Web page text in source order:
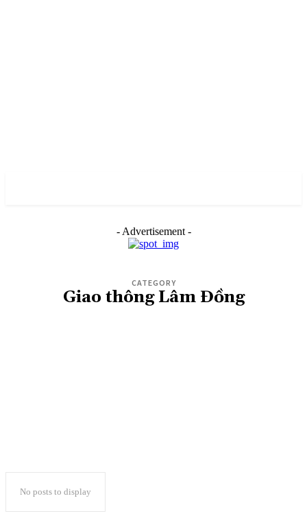
- Advertisement -
CATEGORY
Giao thông Lâm Đồng
No posts to display